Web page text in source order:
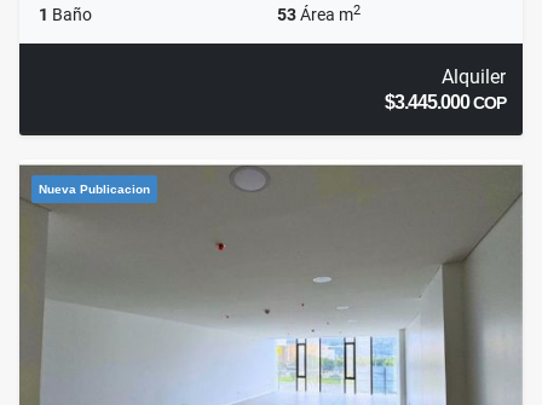
1 Baño 53Área m2
Alquiler
$3.445.000COP
Nueva Publicacion